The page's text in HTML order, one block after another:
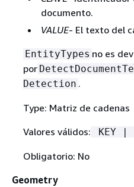
documento.
VALUE- El texto del
EntityTypes no es
por
Detection .
Type: Matriz de cadenas
Valores válidos:
KEY |
Obligatorio: No
Geometry